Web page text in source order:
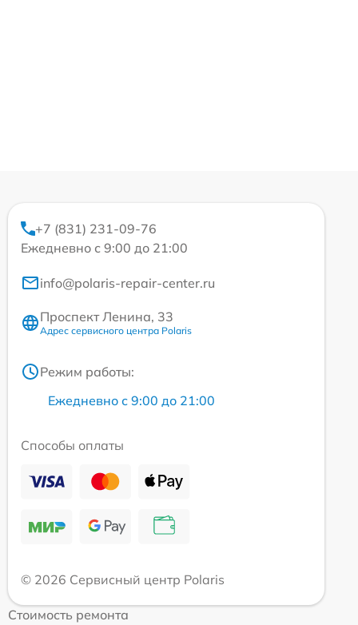
+7 (831) 231-09-76
Ежедневно с 9:00 до 21:00
info@polaris-repair-center.ru
Проспект Ленина, 33
Адрес сервисного центра Polaris
Режим работы:
Ежедневно с 9:00 до 21:00
Способы оплаты
© 2026 Сервисный центр Polaris
Стоимость ремонта